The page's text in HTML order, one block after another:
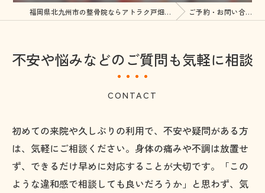
福岡県北九州市の整骨院ならアトラク戸畑整骨院 ご予約・お問い合わせ
不安や悩みなどのご質問も気軽に相談
CONTACT
初めての来院や久しぶりの利用で、不安や疑問がある方
は、気軽にご相談ください。身体の痛みや不調は放置せ
ず、できるだけ早めに対応することが大切です。「この
ような違和感で相談しても良いだろうか」と思わず、気